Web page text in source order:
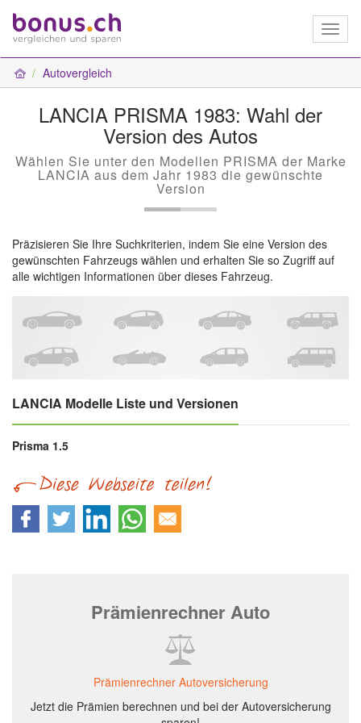
Autovergleich
LANCIA PRISMA 1983: Wahl der
Version des Autos
Wählen Sie unter den Modellen PRISMA der Marke
LANCIA aus dem Jahr 1983 die gewünschte
Version
Präzisieren Sie Ihre Suchkriterien, indem Sie eine Version des
gewünschten Fahrzeugs wählen und erhalten Sie so Zugriff auf
alle wichtigen Informationen über dieses Fahrzeug.
LANCIA Modelle Liste und Versionen
Prisma 1.5
Prämienrechner Auto
Prämienrechner Autoversicherung
Jetzt die Prämien berechnen und bei der Autoversicherung